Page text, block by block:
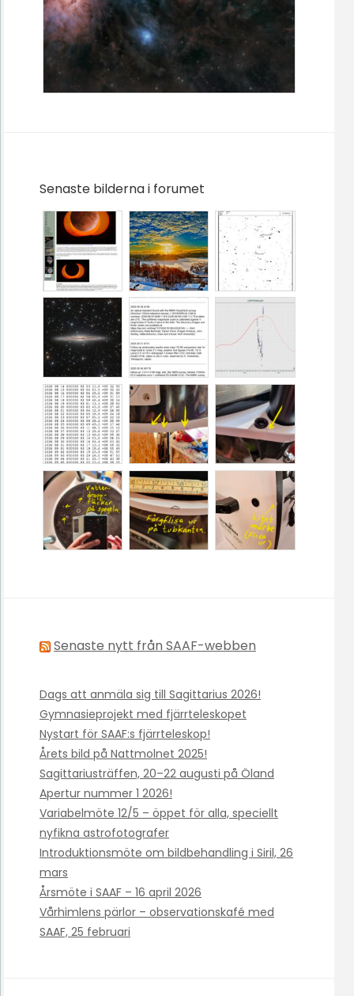
Senaste bilderna i forumet
Senaste nytt från SAAF-webben
Dags att anmäla sig till Sagittarius 2026!
Gymnasieprojekt med fjärrteleskopet
Nystart för SAAF:s fjärrteleskop!
Årets bild på Nattmolnet 2025!
Sagittariusträffen, 20–22 augusti på Öland
Apertur nummer 1 2026!
Variabelmöte 12/5 – öppet för alla, speciellt
nyfikna astrofotografer
Introduktionsmöte om bildbehandling i Siril, 26
mars
Årsmöte i SAAF – 16 april 2026
Vårhimlens pärlor – observationskafé med
SAAF, 25 februari